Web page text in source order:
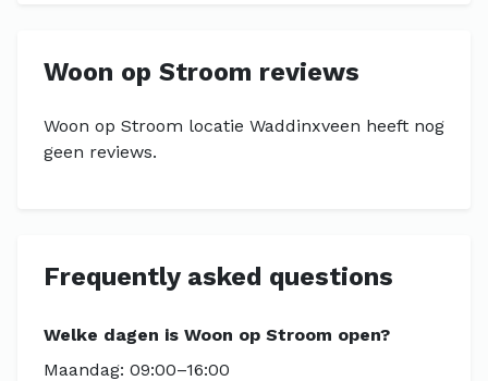
Woon op Stroom reviews
Woon op Stroom locatie Waddinxveen heeft nog
geen reviews.
Frequently asked questions
Welke dagen is Woon op Stroom open?
Maandag: 09:00–16:00